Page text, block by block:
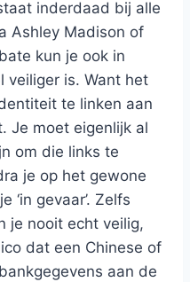
inderdaad bij alle
Ashley Madison of
kun je ook in
veiliger is. Want het
te linken aan
Je moet eigenlijk al
om die links te
je op het gewone
‘in gevaar’. Zelfs
je nooit echt veilig,
dat een Chinese of
aan de